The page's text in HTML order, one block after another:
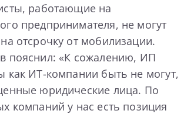
работающие на
предпринимателя, не могут
отсрочку от мобилизации.
пояснил: «К сожалению, ИП
как ИТ-компании быть не могут,
юридические лица. По
компаний у нас есть позиция